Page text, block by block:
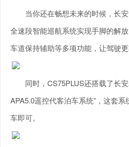
当你还在畅想未来的时候，长
全速段智能巡航系统实现手脚的解
车道保持辅助等多项功能，让驾驶更
同时，CS75PLUS还搭载了长
APA5.0遥控代客泊车系统”，这套
车即可。